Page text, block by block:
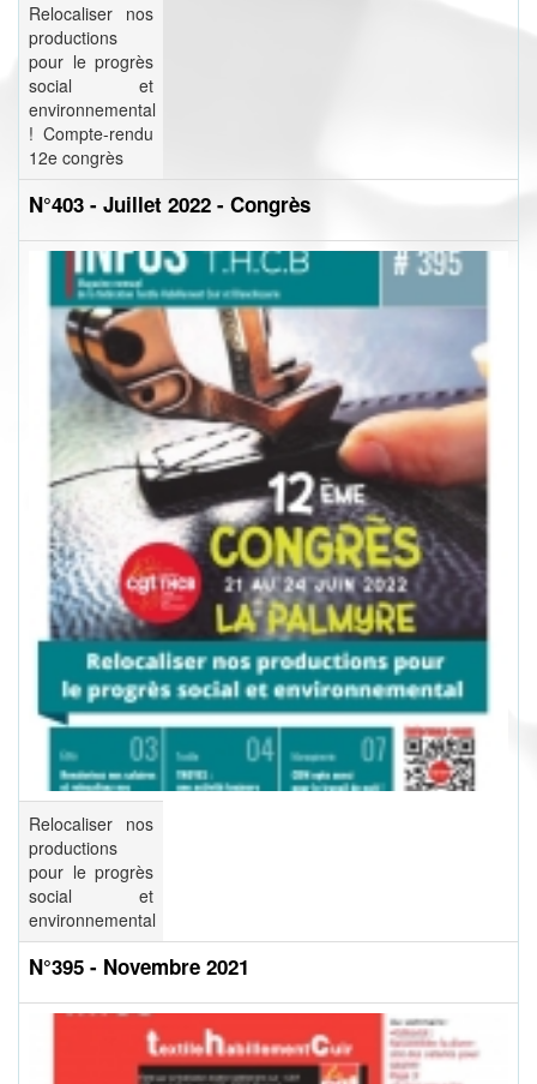
Relocaliser nos
productions
pour le progrès
social et
environnemental
! Compte-rendu
12e congrès
N°403 - Juillet 2022 - Congrès
Relocaliser nos
productions
pour le progrès
social et
environnemental
N°395 - Novembre 2021